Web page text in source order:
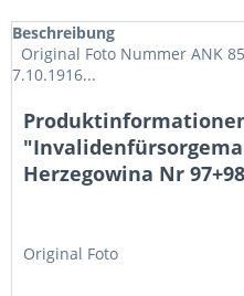
Beschreibung
Original Foto Nummer ANK
7.10.1916...
Herzegowina Nr
Original Foto